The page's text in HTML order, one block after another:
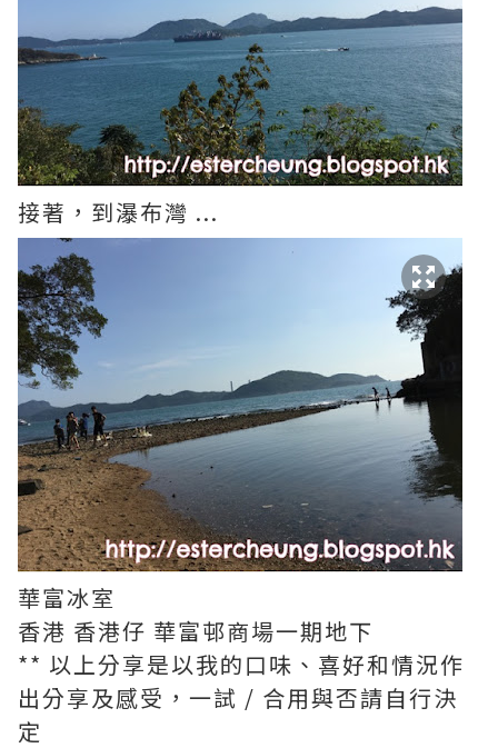
接著，到瀑布灣 ...
華富冰室
香港 香港仔 華富邨商場一期地下
** 以上分享是以我的口味、喜好和情況作
出分享及感受，一試 / 合用與否請自行決
定